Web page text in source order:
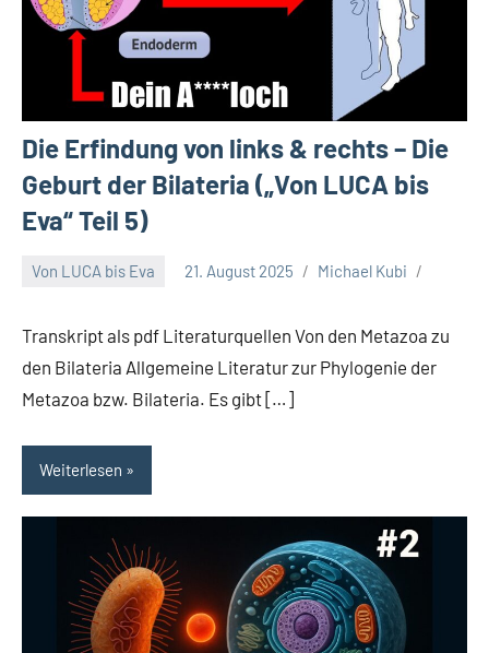
Die Erfindung von links & rechts – Die
Geburt der Bilateria („Von LUCA bis
Eva“ Teil 5)
Von LUCA bis Eva 21. August 2025 Michael Kubi
Transkript als pdf Literaturquellen Von den Metazoa zu
den Bilateria Allgemeine Literatur zur Phylogenie der
Metazoa bzw. Bilateria. Es gibt […]
Weiterlesen